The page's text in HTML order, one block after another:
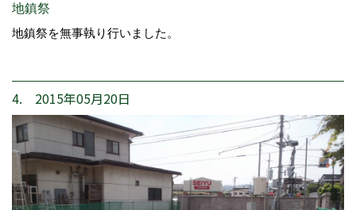
地鎮祭
地鎮祭を無事執り行いました。
4. 2015年05月20日